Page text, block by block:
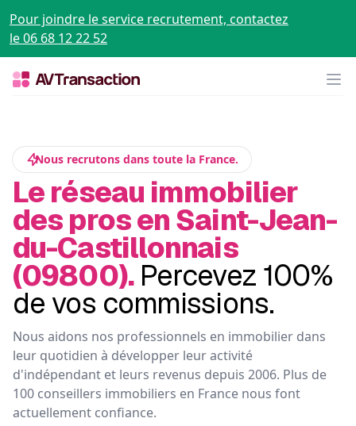
Pour joindre le service recrutement, contactez
le 06 68 12 22 52
Nous recrutons dans toute la France.
Le réseau immobilier
des pros en Saint-Jean-
du-Castillonnais
(09800). Percevez 100%
de vos commissions.
Nous aidons nos professionnels en immobilier dans
leur quotidien à développer leur activité
d'indépendant et leurs revenus depuis 2006. Plus de
100 conseillers immobiliers en France nous font
actuellement confiance.